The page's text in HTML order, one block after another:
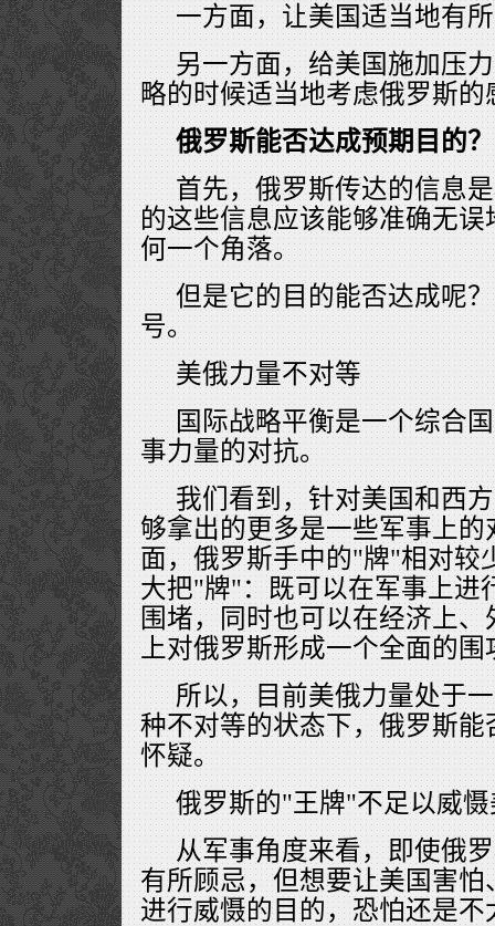
一方面，让美国适当地有
另一方面，给美国施加压
略的时候适当地考虑俄罗斯的
俄罗斯能否达成预期目的？
首先，俄罗斯传达的信息
的这些信息应该能够准确无
何一个角落。
但是它的目的能否达成呢
号。
美俄力量不对等
国际战略平衡是一个综合
事力量的对抗。
我们看到，针对美国和西
够拿出的更多是一些军事上
面，俄罗斯手中的"牌"相对较
大把"牌"：既可以在军事上进
围堵，同时也可以在经济上
上对俄罗斯形成一个全面的围
所以，目前美俄力量处于
种不对等的状态下，俄罗斯
怀疑。
俄罗斯的"王牌"不足以威慑
从军事角度来看，即使俄
有所顾忌，但想要让美国害
进行威慑的目的，恐怕还是不